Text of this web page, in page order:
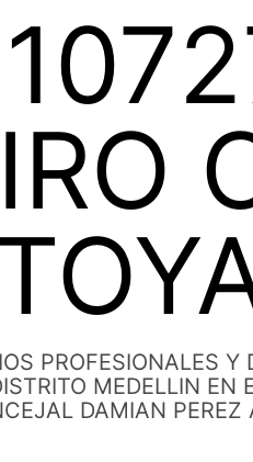
PROFESIONALES
MEDELLIN
DAMIAN PEREZ